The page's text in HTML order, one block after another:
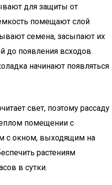
для защиты от
помещают слой
семена, засыпают их
до появления всходов.
начинают появляться
свет, поэтому рассаду
помещении с
с окном, выходящим на
растениям
в сутки.